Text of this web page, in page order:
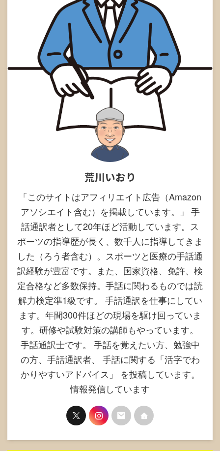
荒川いおり
「このサイトはアフィリエイト広告（Amazon
アソシエイト含む）を掲載しています。」 手
話通訳者として20年ほど活動しています。ス
ポーツの指導歴が長く、数千人に指導してきま
した（ろう者含む）。スポーツと医療の手話通
訳経験が豊富です。また、国家資格、免許、検
定合格など多数保持。手話に関わるものでは読
解力検定準1級です。 手話通訳を仕事にしてい
ます。年間300件ほどの現場を駆け回っていま
す。研修や試験対策の講師もやっています。
手話通訳士です。 手話を覚えたい方、勉強中
の方、手話通訳者、 手話に関する「活字でわ
かりやすいアドバイス」 を投稿しています。
情報発信しています